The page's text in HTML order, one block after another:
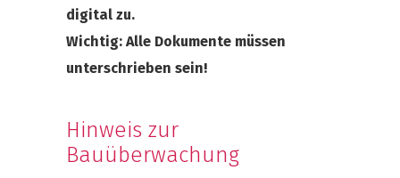
digital zu.
Wichtig: Alle Dokumente müssen
unterschrieben sein!
Hinweis zur
Bauüberwachung